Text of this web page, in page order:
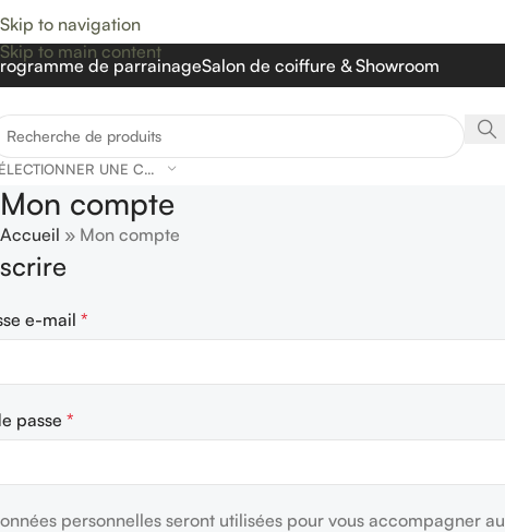
Skip to navigation
Skip to main content
de parrainageSalon de coiffure & Showroom
SÉLECTIONNER UNE CATÉGORIE
Mon compte
Accueil » Mon compte
e-mail *
passe *
personnelles seront utilisées pour vous accompagner au